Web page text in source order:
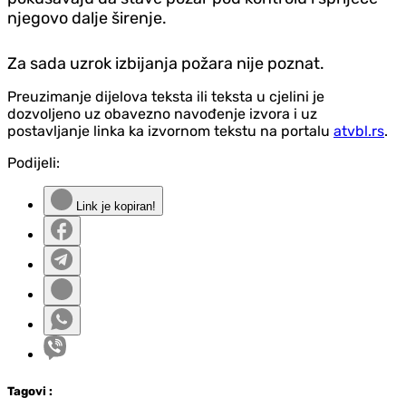
njegovo dalje širenje.
Za sada uzrok izbijanja požara nije poznat.
Preuzimanje dijelova teksta ili teksta u cjelini je
dozvoljeno uz obavezno navođenje izvora i uz
postavljanje linka ka izvornom tekstu na portalu atvbl.rs.
Podijeli:
Link je kopiran!
Tagovi :